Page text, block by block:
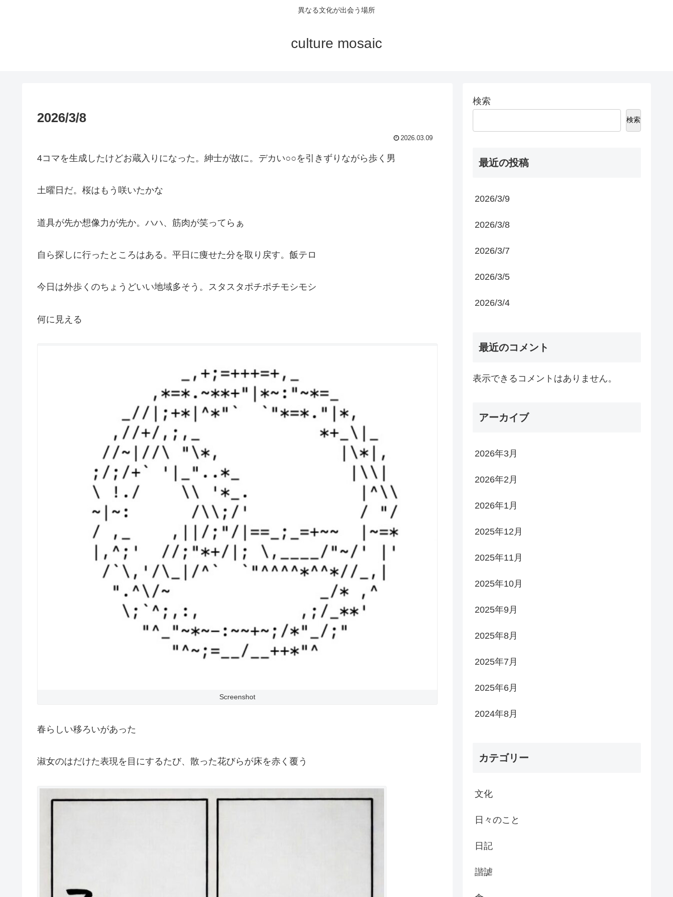
異なる文化が出会う場所
culture mosaic
2026/3/8
2026.03.09
4コマを生成したけどお蔵入りになった。紳士が故に。デカい○○を引きずりながら歩く男
土曜日だ。桜はもう咲いたかな
道具が先か想像力が先か。ハハ、筋肉が笑ってらぁ
自ら探しに行ったところはある。平日に痩せた分を取り戻す。飯テロ
今日は外歩くのちょうどいい地域多そう。スタスタポチポチモシモシ
何に見える
Screenshot
春らしい移ろいがあった
淑女のはだけた表現を目にするたび、散った花びらが床を赤く覆う
検索
検索
最近の投稿
2026/3/9
2026/3/8
2026/3/7
2026/3/5
2026/3/4
最近のコメント
表示できるコメントはありません。
アーカイブ
2026年3月
2026年2月
2026年1月
2025年12月
2025年11月
2025年10月
2025年9月
2025年8月
2025年7月
2025年6月
2024年8月
カテゴリー
文化
日々のこと
日記
諧謔